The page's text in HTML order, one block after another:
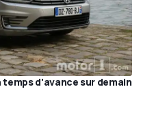
temps d'avance sur demain